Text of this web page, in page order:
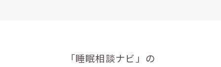
「睡眠相談ナビ」の